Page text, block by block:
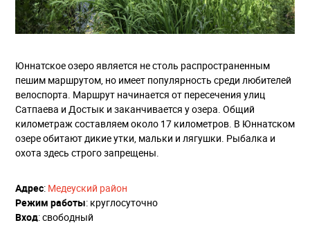
Юннатское озеро является не столь распространенным
пешим маршрутом, но имеет популярность среди любителей
велоспорта. Маршрут начинается от пересечения улиц
Сатпаева и Достык и заканчивается у озера. Общий
километраж составляем около 17 километров. В Юннатском
озере обитают дикие утки, мальки и лягушки. Рыбалка и
охота здесь строго запрещены.
Адрес: Медеуский район
Режим работы: круглосуточно
Вход: свободный